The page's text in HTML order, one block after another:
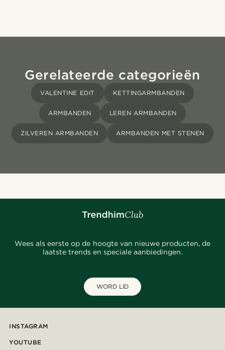
Gerelateerde categorieën
VALENTINE EDIT KETTINGARMBANDEN
ARMBANDEN LEREN ARMBANDEN
ZILVEREN ARMBANDEN ARMBANDEN MET STENEN
Wees als eerste op de hoogte van nieuwe producten, de
laatste trends en speciale aanbiedingen.
WORD LID
INSTAGRAM
YOUTUBE